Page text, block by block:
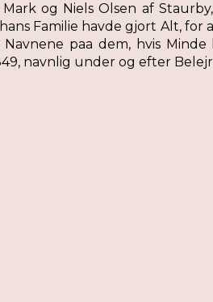
og Niels Olsen af
Familie havde gjort Alt, for
paa dem, hvis
navnlig under og efter